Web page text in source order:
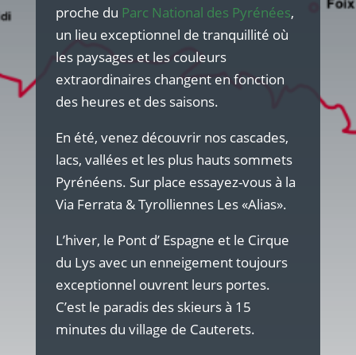
proche du Parc National des Pyrénées,
un lieu exceptionnel de tranquillité où
les paysages et les couleurs
extraordinaires changent en fonction
des heures et des saisons.
En été, venez découvrir nos cascades,
lacs, vallées et les plus hauts sommets
Pyrénéens. Sur place essayez-vous à la
Via Ferrata & Tyrolliennes Les «Alias».
L’hiver, le Pont d’ Espagne et le Cirque
du Lys avec un enneigement toujours
exceptionnel ouvrent leurs portes.
C’est le paradis des skieurs à 15
minutes du village de Cauterets.